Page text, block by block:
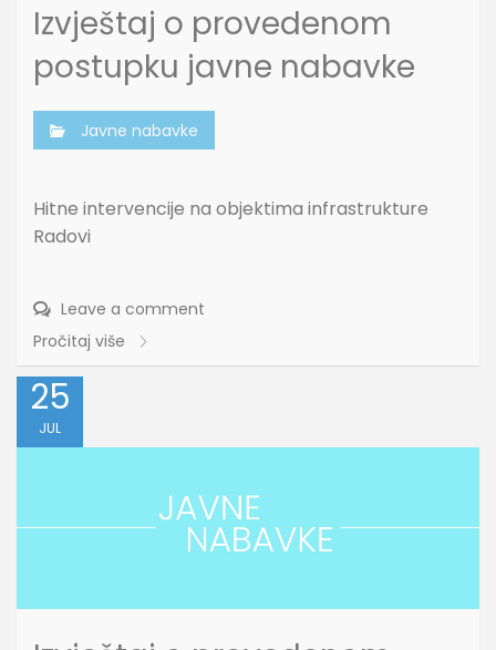
Izvještaj o provedenom
postupku javne nabavke
Javne nabavke
Hitne intervencije na objektima infrastrukture
Radovi
Leave a comment
Pročitaj više
25
JUL